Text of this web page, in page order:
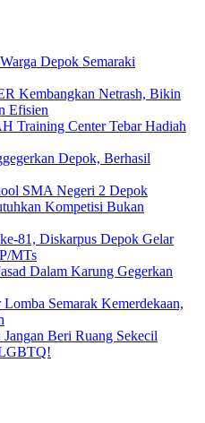
Depok Semaraki
Kembangkan Netrash, Bikin
Efisien
Training Center Tebar Hadiah
Depok, Berhasil
SMA Negeri 2 Depok
Kompetisi Bukan
81, Diskarpus Depok Gelar
MTs
Dalam Karung Gegerkan
Semarak Kemerdekaan,
Beri Ruang Sekecil